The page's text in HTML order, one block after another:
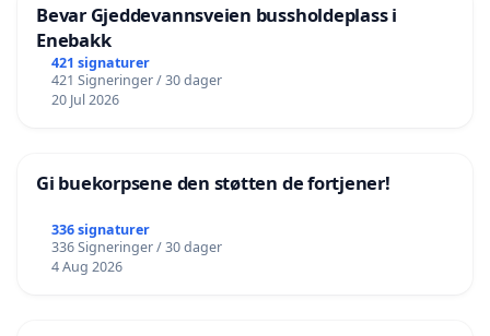
Bevar Gjeddevannsveien bussholdeplass i
Enebakk
421 signaturer
421 Signeringer / 30 dager
20 Jul 2026
Gi buekorpsene den støtten de fortjener!
336 signaturer
336 Signeringer / 30 dager
4 Aug 2026